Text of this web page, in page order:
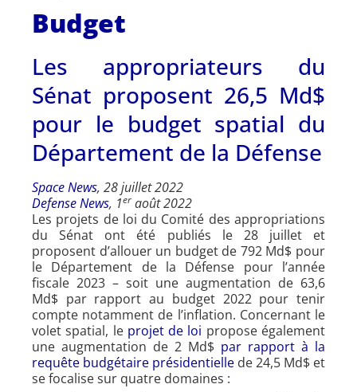
Budget
Les appropriateurs du
Sénat proposent 26,5 Md$
pour le budget spatial du
Département de la Défense
Space News, 28 juillet 2022
Defense News, 1er août 2022
Les projets de loi du Comité des appropriations
du Sénat ont été publiés le 28 juillet et
proposent d’allouer un budget de 792 Md$ pour
le Département de la Défense pour l’année
fiscale 2023 – soit une augmentation de 63,6
Md$ par rapport au budget 2022 pour tenir
compte notamment de l’inflation. Concernant le
volet spatial, le projet de loi propose également
une augmentation de 2 Md$ par rapport à la
requête budgétaire présidentielle de 24,5 Md$ et
se focalise sur quatre domaines :